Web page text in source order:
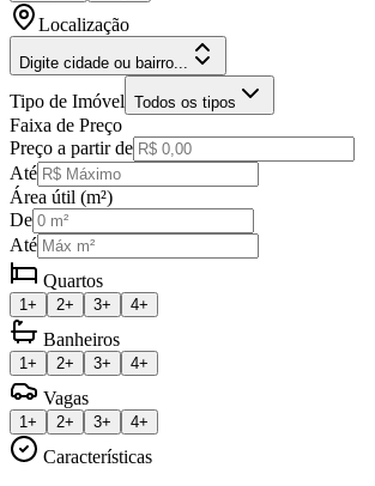
Localização
Digite cidade ou bairro...
Tipo de Imóvel Todos os tipos
Faixa de Preço
Preço a partir de
Até
Área útil (m²)
De
Até
Quartos
1+ 2+ 3+ 4+
Banheiros
1+ 2+ 3+ 4+
Vagas
1+ 2+ 3+ 4+
Características